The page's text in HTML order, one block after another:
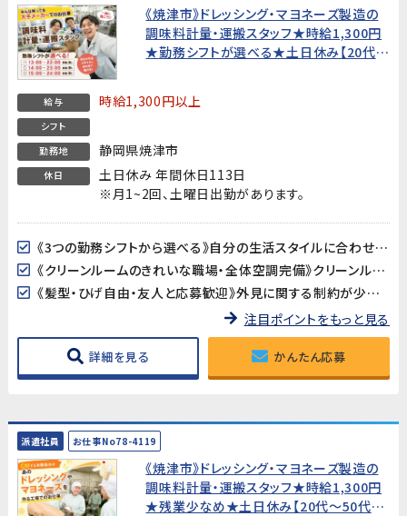
《焼津市》ドレッシング・マヨネーズ製造の
調味料計量・運搬スタッフ★時給1,300円
★勤務シフトが選べる★土日休み【20代〜
給与 時給1,300円以上
シフト
勤務地
静岡県焼津市
休日
土日休み 年間休日113日
※月1~2回、土曜日出勤があります。
《3つの勤務シフトから選べる》自分の生活スタイルに合わせてシフトを選択できます。昼から働きたい方・深夜割増でしっかり稼ぎたい方など、ライフスタイルに合わせた働き方が可能です。
《クリーンルームのきれいな職場・全体空調完備》クリーンルーム（フル装備）での作業で清潔な環境が保たれています。全体空調完備で、季節を問わず快適に働けます。
《髪型・ひげ自由・友人と応募歓迎》外見に関する制約が少なく、自分らしく働ける職場です。友人・知人との同時応募も歓迎します。
注目ポイントをもっと見る
詳細を見る かんたん応募
派遣社員 お仕事No78-4119
《焼津市》ドレッシング・マヨネーズ製造の
調味料計量・運搬スタッフ★時給1,300円
★残業少なめ★土日休み【20代～50代男